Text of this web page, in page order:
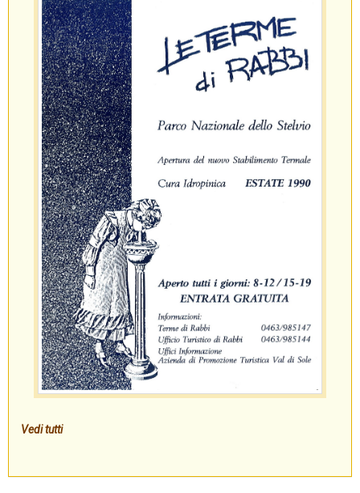
Vedi tutti